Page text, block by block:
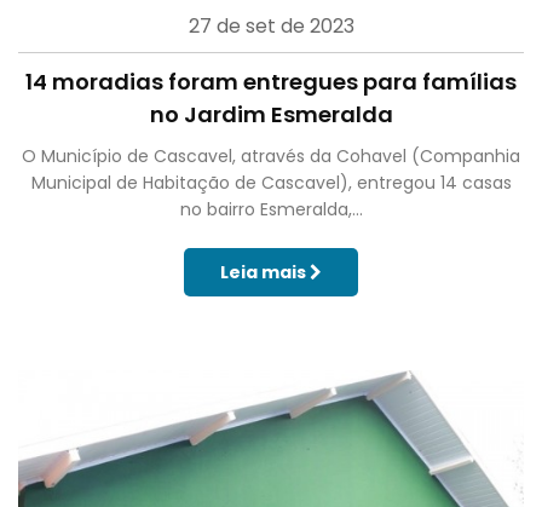
27 de set de 2023
14 moradias foram entregues para famílias
no Jardim Esmeralda
O Município de Cascavel, através da Cohavel (Companhia
Municipal de Habitação de Cascavel), entregou 14 casas
no bairro Esmeralda,...
Leia mais